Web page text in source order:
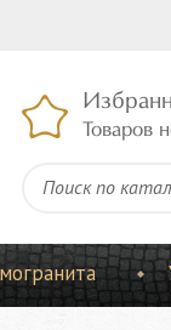
Товаров